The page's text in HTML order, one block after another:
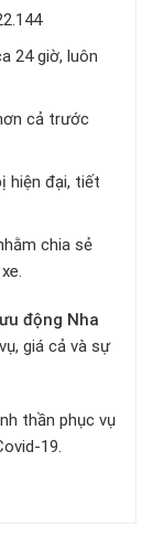
24 giờ, luôn
cả trước
hiện đại, tiết
chia sẻ
động Nha
giá cả và sự
thần phục vụ
19.